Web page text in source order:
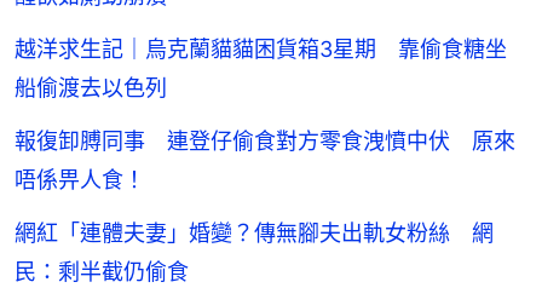
越洋求生記｜烏克蘭貓貓困貨箱3星期 靠偷食糖坐
船偷渡去以色列
報復卸膊同事 連登仔偷食對方零食洩憤中伏 原來
唔係畀人食！
網紅「連體夫妻」婚變？傳無腳夫出軌女粉絲 網
民：剩半截仍偷食